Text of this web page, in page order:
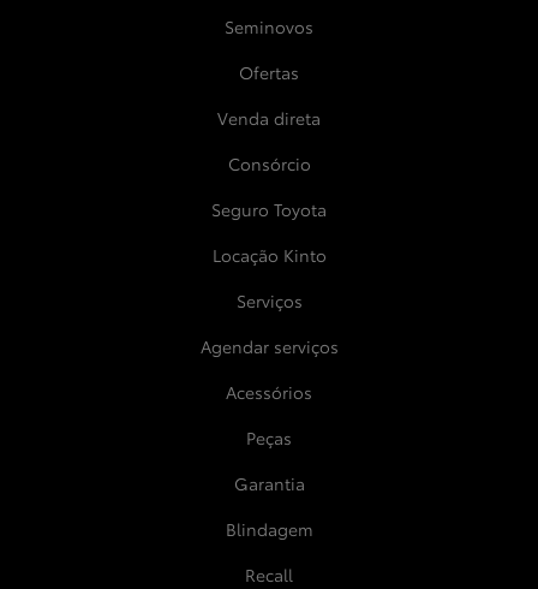
Seminovos
Ofertas
Venda direta
Consórcio
Seguro Toyota
Locação Kinto
Serviços
Agendar serviços
Acessórios
Peças
Garantia
Blindagem
Recall